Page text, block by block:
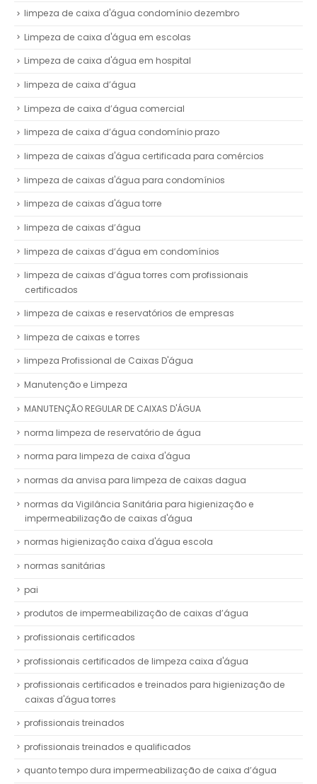
limpeza de caixa d'água condomínio dezembro
Limpeza de caixa d'água em escolas
Limpeza de caixa d'água em hospital
limpeza de caixa d’água
Limpeza de caixa d’água comercial
limpeza de caixa d’água condomínio prazo
limpeza de caixas d'água certificada para comércios
limpeza de caixas d'água para condomínios
limpeza de caixas d'água torre
limpeza de caixas d’água
limpeza de caixas d’água em condomínios
limpeza de caixas d’água torres com profissionais
certificados
limpeza de caixas e reservatórios de empresas
limpeza de caixas e torres
limpeza Profissional de Caixas D'água
Manutenção e Limpeza
MANUTENÇÃO REGULAR DE CAIXAS D'ÁGUA
norma limpeza de reservatório de água
norma para limpeza de caixa d'água
normas da anvisa para limpeza de caixas dagua
normas da Vigilância Sanitária para higienização e
impermeabilização de caixas d'água
normas higienização caixa d'água escola
normas sanitárias
pai
produtos de impermeabilização de caixas d’água
profissionais certificados
profissionais certificados de limpeza caixa d'água
profissionais certificados e treinados para higienização de
caixas d'água torres
profissionais treinados
profissionais treinados e qualificados
quanto tempo dura impermeabilização de caixa d’água